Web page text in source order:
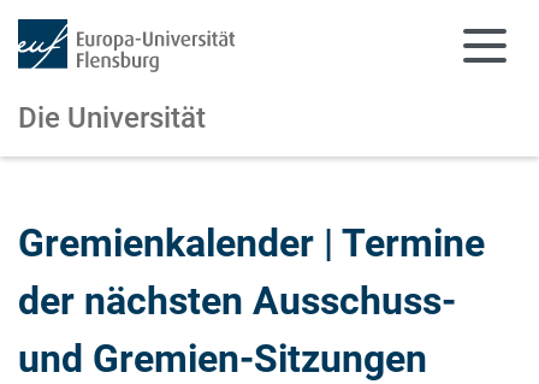
Die Universität
Gremienkalender | Termine
der nächsten Ausschuss-
und Gremien-Sitzungen